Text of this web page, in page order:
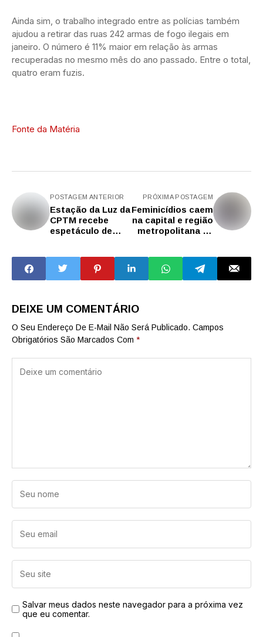
Ainda sim, o trabalho integrado entre as polícias também
ajudou a retirar das ruas 242 armas de fogo ilegais em
janeiro. O número é 11% maior em relação às armas
recuperadas no mesmo mês do ano passado. Entre o total,
quatro eram fuzis.
Fonte da Matéria
POSTAGEM ANTERIOR
Estação da Luz da
CPTM recebe
espetáculo de
PRÓXIMA POSTAGEM
Feminicídios caem
na capital e região
metropolitana de
DEIXE UM COMENTÁRIO
O Seu Endereço De E-Mail Não Será Publicado. Campos
Obrigatórios São Marcados Com *
Salvar meus dados neste navegador para a próxima vez
que eu comentar.